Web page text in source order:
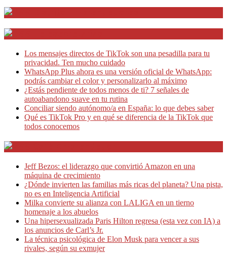
Los mensajes directos de TikTok son una pesadilla para tu
privacidad. Ten mucho cuidado
WhatsApp Plus ahora es una versión oficial de WhatsApp:
podrás cambiar el color y personalizarlo al máximo
¿Estás pendiente de todos menos de ti? 7 señales de
autoabandono suave en tu rutina
Conciliar siendo autónomo/a en España: lo que debes saber
Qué es TikTok Pro y en qué se diferencia de la TikTok que
todos conocemos
Jeff Bezos: el liderazgo que convirtió Amazon en una
máquina de crecimiento
¿Dónde invierten las familias más ricas del planeta? Una pista,
no es en Inteligencia Artificial
Milka convierte su alianza con LALIGA en un tierno
homenaje a los abuelos
Una hipersexualizada Paris Hilton regresa (esta vez con IA) a
los anuncios de Carl’s Jr.
La técnica psicológica de Elon Musk para vencer a sus
rivales, según su exmujer